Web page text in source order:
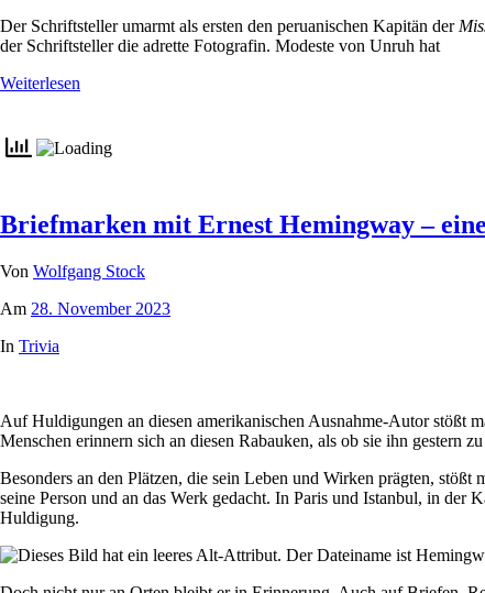
Der Schriftsteller umarmt als ersten den peruanischen Kapitän der
der Schriftsteller die adrette Fotografin. Modeste von Unruh hat
Weiterlesen
Briefmarken mit Ernest Hemingway –
Von Wolfgang Stock
Am 28. November 2023
In Trivia
Auf Huldigungen an diesen amerikanischen Ausnahme-Autor stößt
Menschen erinnern sich an diesen Rabauken, als ob sie ihn
Besonders an den Plätzen, die sein Leben und Wirken prägten,
seine Person und an das Werk gedacht. In Paris und Istanbul, in
Huldigung.